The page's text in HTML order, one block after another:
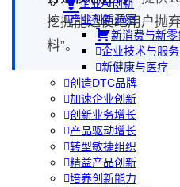
企业AI创新
产业创新洞察
新消费与新零
企业技术与服务
新健康与医疗
创造DTC品牌
加速企业创新
创新业务增长
产品驱动增长
转型敏捷组织
精益产品创新
培养创新能力
挖掘能透使绝用户抛
料”。